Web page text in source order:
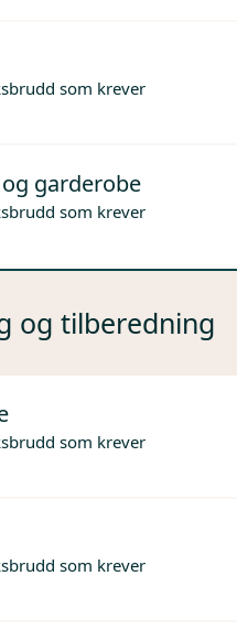
som krever
garderobe
som krever
og tilberedning
som krever
som krever